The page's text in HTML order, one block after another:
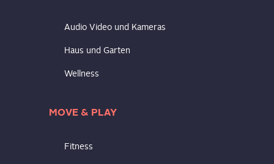
Audio Video und Kameras
Haus und Garten
Wellness
MOVE & PLAY
Fitness